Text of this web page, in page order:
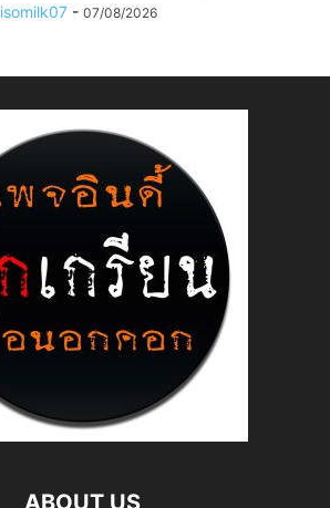
isomilk07 - 07/08/2026
ABOUT US